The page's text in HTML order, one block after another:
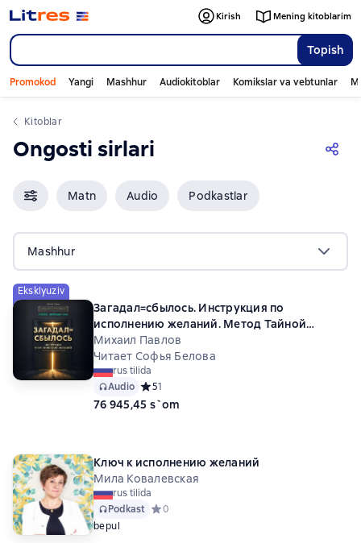
Topish
Kirish Mening kitoblarim
Promokod Yangi Mashhur Audiokitoblar Komikslar va vebtunlar
Kitoblar
Ongosti sirlari
Matn Audio Podkastlar
Mashhur
Eksklyuziv
Загадал=сбылось. Инструкция по
исполнению желаний. Метод Тайной
Комнаты
Михаил Павлов
Читает Софья Белова
rus tilida
Audio Средний рейтинг 5 на основе 1 оценок
51
76 945,45 s`om
Ключ к исполнению желаний
Мила Ковалевская
rus tilida
Podkast Средний рейтинг 0 на основе 0 оценок
0
bepul